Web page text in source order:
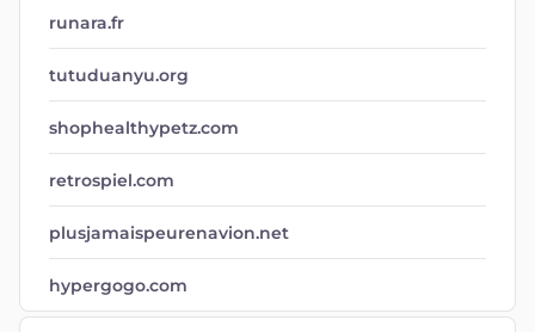
runara.fr
tutuduanyu.org
shophealthypetz.com
retrospiel.com
plusjamaispeurenavion.net
hypergogo.com